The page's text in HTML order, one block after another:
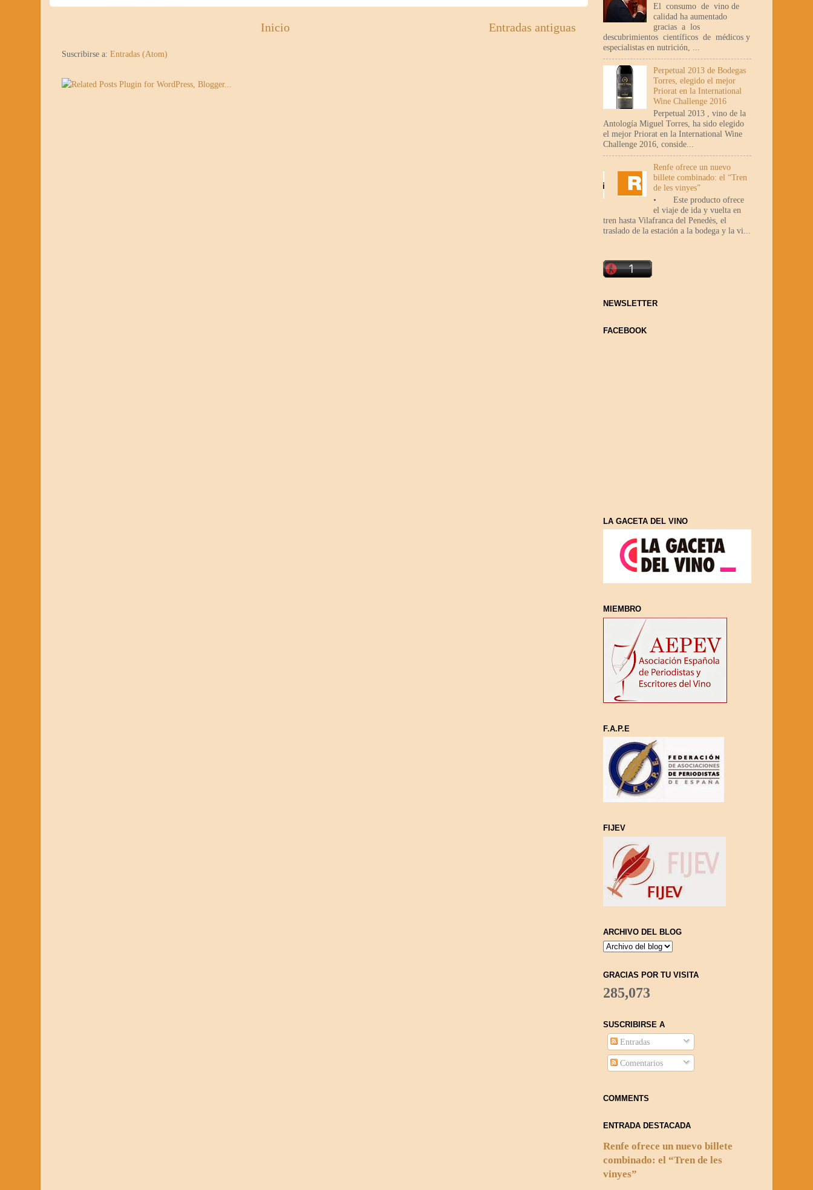
Entradas antiguas
Inicio
Suscribirse a: Entradas (Atom)
El consumo de vino de
calidad ha aumentado
gracias a los
descubrimientos científicos de médicos y
especialistas en nutrición, ...
Perpetual 2013 de Bodegas
Torres, elegido el mejor
Priorat en la International
Wine Challenge 2016
Perpetual 2013 , vino de la
Antología Miguel Torres, ha sido elegido
el mejor Priorat en la International Wine
Challenge 2016, conside...
Renfe ofrece un nuevo
billete combinado: el “Tren
de les vinyes”
• Este producto ofrece
el viaje de ida y vuelta en
tren hasta Vilafranca del Penedès, el
traslado de la estación a la bodega y la vi...
NEWSLETTER
FACEBOOK
LA GACETA DEL VINO
MIEMBRO
F.A.P.E
FIJEV
ARCHIVO DEL BLOG
GRACIAS POR TU VISITA
285,073
SUSCRIBIRSE A
Entradas
Comentarios
COMMENTS
ENTRADA DESTACADA
Renfe ofrece un nuevo billete
combinado: el “Tren de les
vinyes”